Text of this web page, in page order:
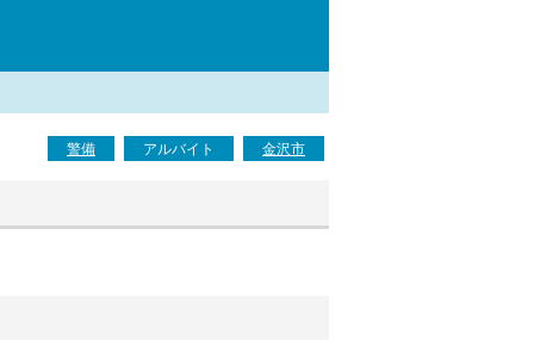
警備 アルバイト 金沢市